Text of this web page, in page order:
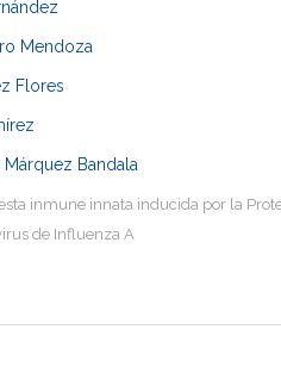
Mendoza
Flores
Márquez Bandala
inmune innata inducida por la
de Influenza A